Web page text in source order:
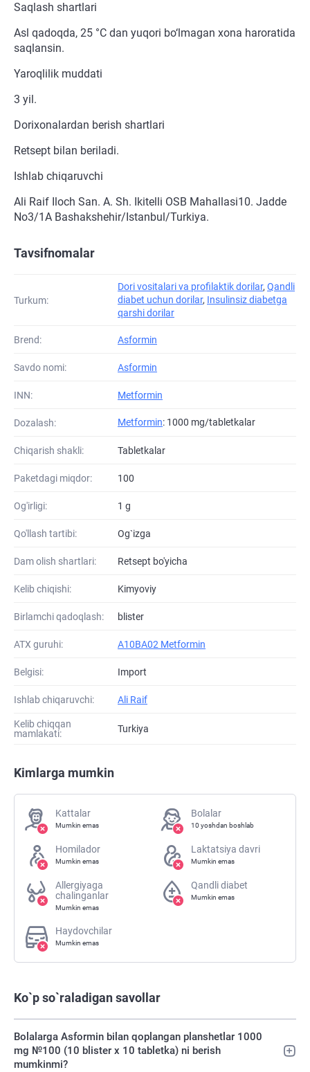
Saqlash shartlari
Asl qadoqda, 25 °C dan yuqori bo‘lmagan xona haroratida
saqlansin.
Yaroqlilik muddati
3 yil.
Dorixonalardan berish shartlari
Retsept bilan beriladi.
Ishlab chiqaruvchi
Ali Raif Iloch San. A. Sh. Ikitelli OSB Mahallasi10. Jadde
No3/1A Bashakshehir/Istanbul/Turkiya.
Tavsifnomalar
Turkum:
Dori vositalari va profilaktik dorilar, Qandli
diabet uchun dorilar, Insulinsiz diabetga
qarshi dorilar
Brend: Asformin
Savdo nomi: Asformin
INN: Metformin
Dozalash: Metformin: 1000 mg/tabletkalar
Chiqarish shakli: Tabletkalar
Paketdagi miqdor: 100
Og'irligi: 1 g
Qo'llash tartibi: Og`izga
Dam olish shartlari: Retsept bo'yicha
Kelib chiqishi: Kimyoviy
Birlamchi qadoqlash: blister
ATХ guruhi: A10BA02 Metformin
Belgisi: Import
Ishlab chiqaruvchi: Ali Raif
Kelib chiqqan
mamlakati:
Turkiya
Kimlarga mumkin
Kattalar
Mumkin emas
Bolalar
10 yoshdan boshlab
Homilador
Mumkin emas
Laktatsiya davri
Mumkin emas
Allergiyaga
chalinganlar
Mumkin emas
Qandli diabet
Mumkin emas
Haydovchilar
Mumkin emas
Ko`p so`raladigan savollar
Bolalarga Asformin bilan qoplangan planshetlar 1000
mg №100 (10 blister х 10 tabletka) ni berish
mumkinmi?